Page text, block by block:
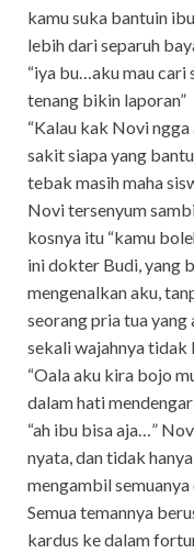
kamu suka bantuin
lebih dari separuh
“iya bu…aku mau cari
tenang bikin laporan”
“Kalau kak Novi
sakit siapa yang
tebak masih maha
Novi tersenyum
kosnya itu “kamu
ini dokter Budi, yang
mengenalkan aku,
seorang pria tua yang
sekali wajahnya tidak
“Oala aku kira bojo
dalam hati
“ah ibu bisa aja…”
nyata, dan tidak
mengambil semuanya
Semua temannya
kardus ke dalam